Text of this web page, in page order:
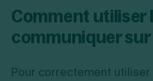
Comment utiliser
communiquer
Pour correctement